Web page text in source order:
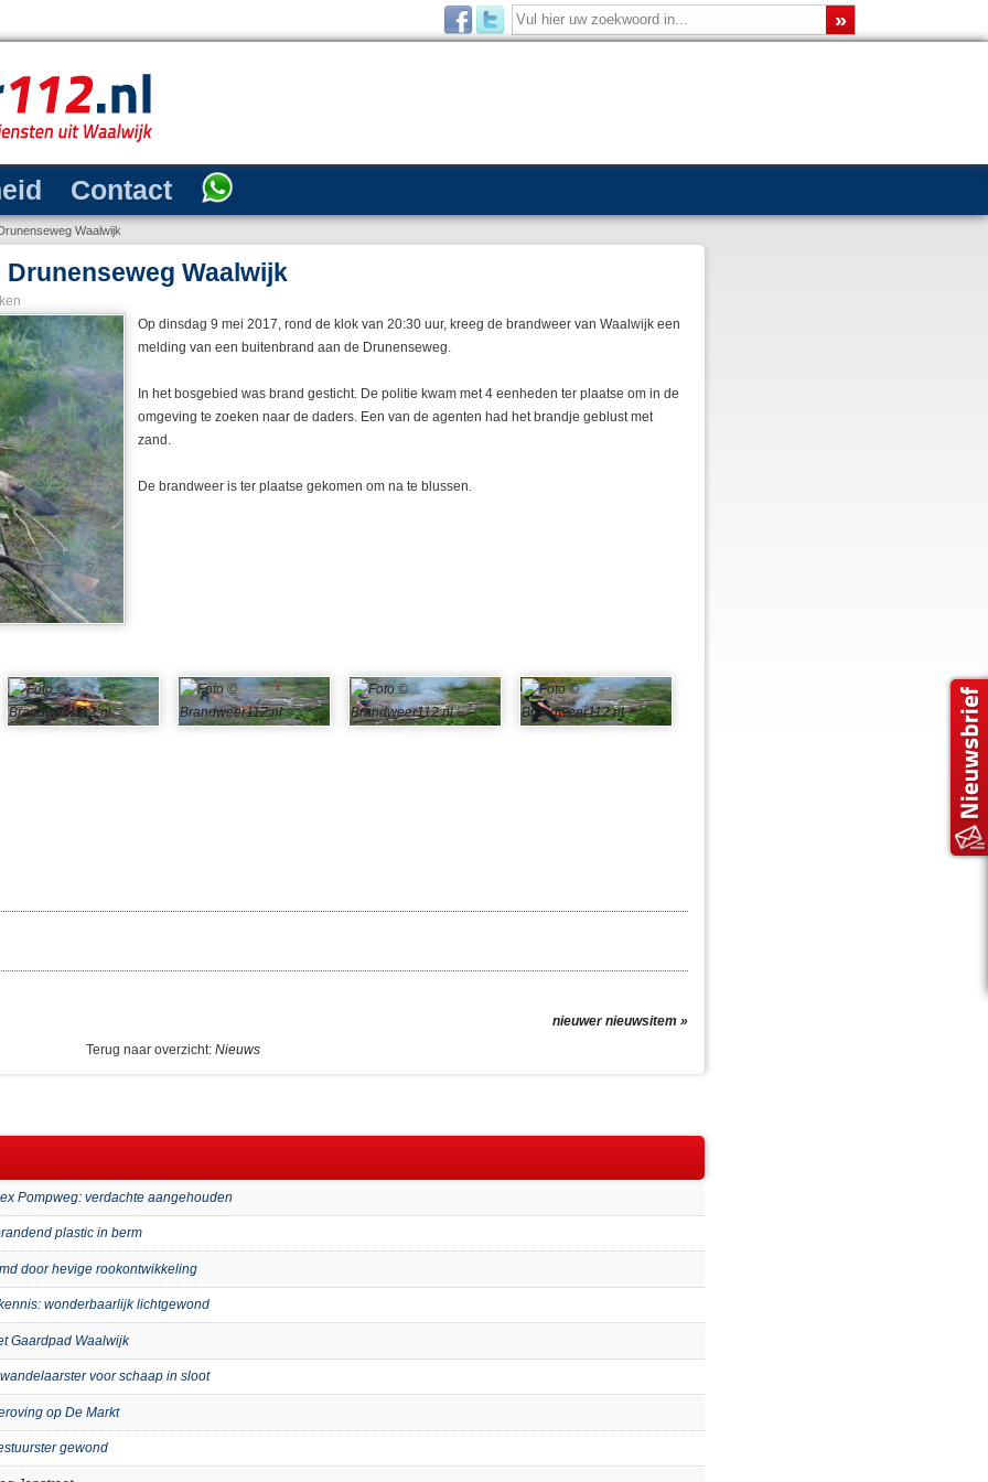
Contact
Waalwijk
Waalwijk
Op dinsdag 9 mei 2017, rond de klok van 20:30 uur, kreeg de brandweer van Waalwijk een
melding van een buitenbrand aan de Drunenseweg.
In het bosgebied was brand gesticht. De politie kwam met 4 eenheden ter plaatse om in de
omgeving te zoeken naar de daders. Een van de agenten had het brandje geblust met
zand.
De brandweer is ter plaatse gekomen om na te blussen.
nieuwer nieuwsitem »
Terug naar overzicht: Nieuws
Pompweg: verdachte aangehouden
plastic in berm
door hevige rookontwikkeling
wonderbaarlijk lichtgewond
Gaardpad Waalwijk
voor schaap in sloot
op De Markt
gewond